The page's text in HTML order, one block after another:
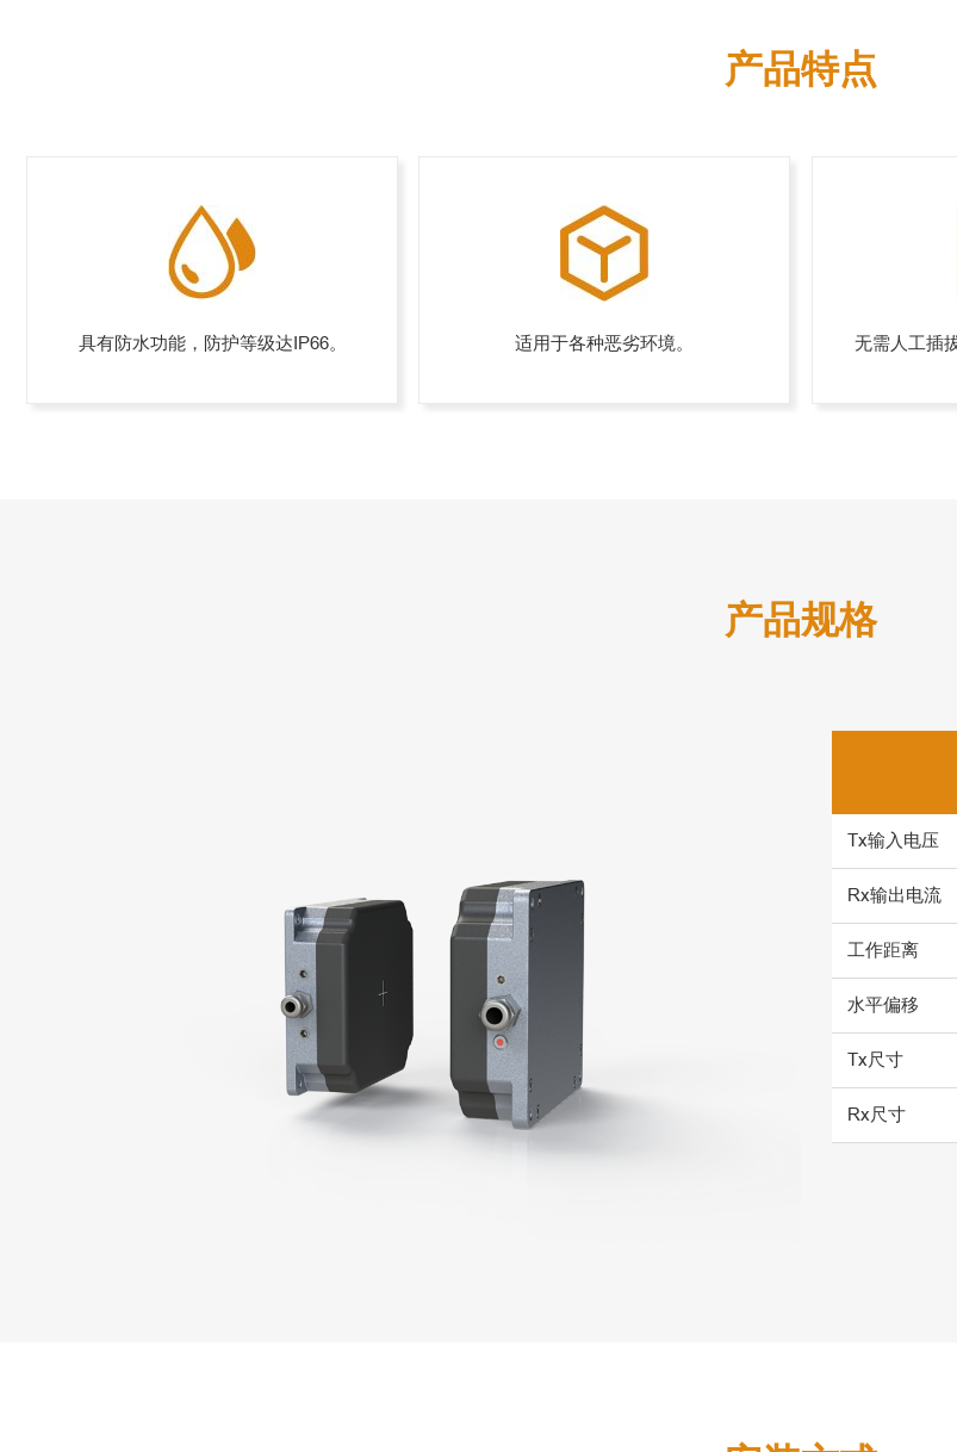
产品特点
具有防水功能，防护等级达IP66。 适用于各种恶劣环境。 无需人工插
产品规格
Tx输入电压
Rx输出电流
工作距离
水平偏移
Tx尺寸
Rx尺寸